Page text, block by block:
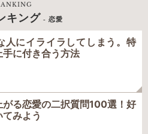
キング - 恋愛
人にイライラしてしまう。特
に付き合う方法
がる恋愛の二択質問100選！好
みよう